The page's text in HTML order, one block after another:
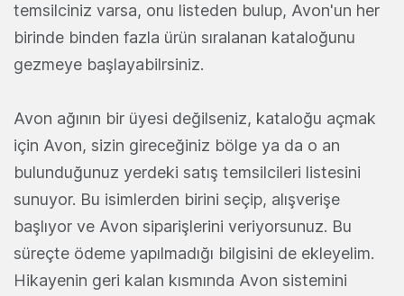
temsilciniz varsa, onu listeden bulup, Avon'un her
birinde binden fazla ürün sıralanan kataloğunu
gezmeye başlayabilrsiniz.
Avon ağının bir üyesi değilseniz, kataloğu açmak
için Avon, sizin gireceğiniz bölge ya da o an
bulunduğunuz yerdeki satış temsilcileri listesini
sunuyor. Bu isimlerden birini seçip, alışverişe
başlıyor ve Avon siparişlerini veriyorsunuz. Bu
süreçte ödeme yapılmadığı bilgisini de ekleyelim.
Hikayenin geri kalan kısmında Avon sistemini